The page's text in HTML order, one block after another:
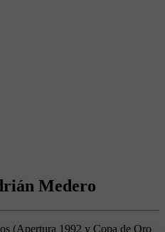
Medero
(Apertura 1992 y Copa de Oro